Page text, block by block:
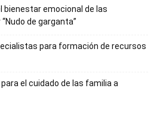
bienestar emocional de las
de garganta’’
para formación de recursos
el cuidado de las familia a